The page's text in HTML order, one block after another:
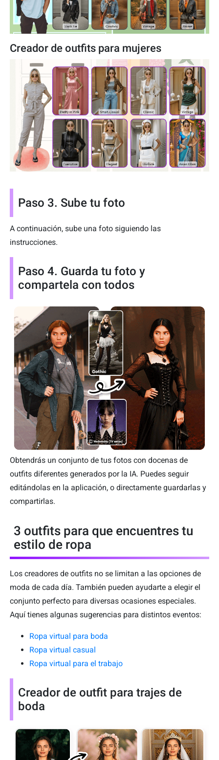
Creador de outfits para mujeres
Paso 3. Sube tu foto
A continuación, sube una foto siguiendo las
instrucciones.
Paso 4. Guarda tu foto y
compartela con todos
Obtendrás un conjunto de tus fotos con docenas de
outfits diferentes generados por la IA. Puedes seguir
editándolas en la aplicación, o directamente guardarlas y
compartirlas.
3 outfits para que encuentres tu
estilo de ropa
Los creadores de outfits no se limitan a las opciones de
moda de cada día. También pueden ayudarte a elegir el
conjunto perfecto para diversas ocasiones especiales.
Aquí tienes algunas sugerencias para distintos eventos:
Ropa virtual para boda
Ropa virtual casual
Ropa virtual para el trabajo
Creador de outfit para trajes de
boda